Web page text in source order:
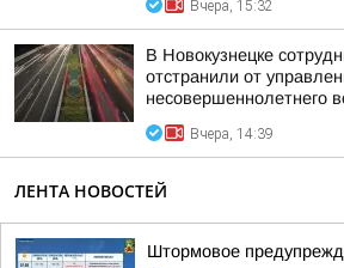
Вчера, 15:32
В Новокузнецке
отстранили от
несовершеннолетнего
Вчера, 14:39
ЛЕНТА НОВОСТЕЙ
Штормовое